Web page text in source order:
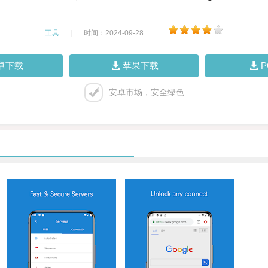
工具 时间：2024-09-28
下载 苹果下载
安卓市场，安全绿色